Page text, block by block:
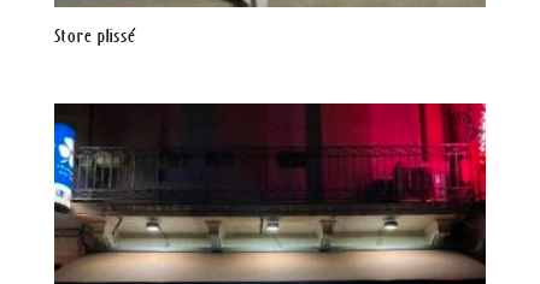
Store plissé